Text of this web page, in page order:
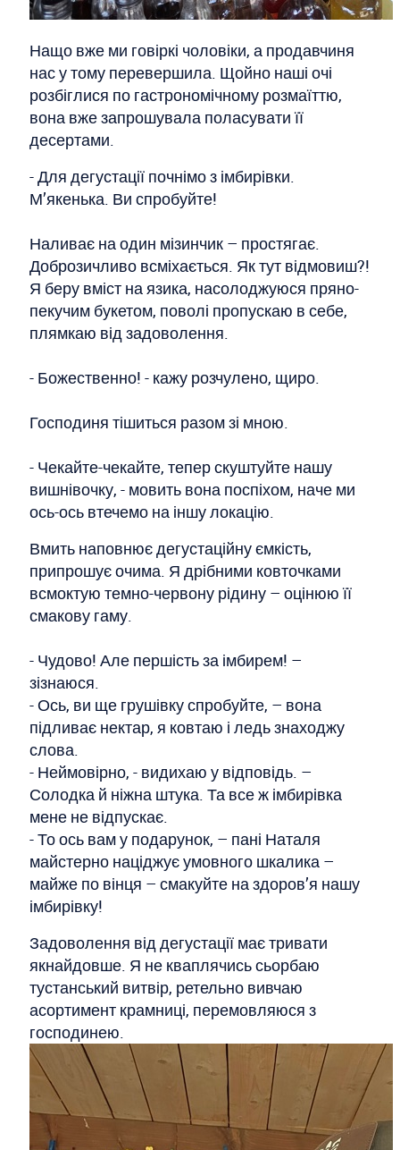
Нащо вже ми говіркі чоловіки, а продавчиня
нас у тому перевершила. Щойно наші очі
розбіглися по гастрономічному розмаїттю,
вона вже запрошувала поласувати її
десертами.
- Для дегустації почнімо з імбирівки.
М’якенька. Ви спробуйте!
Наливає на один мізинчик – простягає.
Доброзичливо всміхається. Як тут відмовиш?!
Я беру вміст на язика, насолоджуюся пряно-
пекучим букетом, поволі пропускаю в себе,
плямкаю від задоволення.
- Божественно! - кажу розчулено, щиро.
Господиня тішиться разом зі мною.
- Чекайте-чекайте, тепер скуштуйте нашу
вишнівочку, - мовить вона поспіхом, наче ми
ось-ось втечемо на іншу локацію.
Вмить наповнює дегустаційну ємкість,
припрошує очима. Я дрібними ковточками
всмоктую темно-червону рідину – оцінюю її
смакову гаму.
- Чудово! Але першість за імбирем! –
зізнаюся.
- Ось, ви ще грушівку спробуйте, – вона
підливає нектар, я ковтаю і ледь знаходжу
слова.
- Неймовірно, - видихаю у відповідь. –
Солодка й ніжна штука. Та все ж імбирівка
мене не відпускає.
- То ось вам у подарунок, – пані Наталя
майстерно націджує умовного шкалика –
майже по вінця – смакуйте на здоров’я нашу
імбирівку!
Задоволення від дегустації має тривати
якнайдовше. Я не кваплячись сьорбаю
тустанський витвір, ретельно вивчаю
асортимент крамниці, перемовляюся з
господинею.